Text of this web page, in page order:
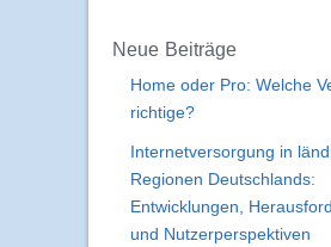
Neue Beiträge
Home oder Pro: Welche
richtige?
Internetversorgung in
Regionen Deutschlands:
Entwicklungen,
und Nutzerperspektiven